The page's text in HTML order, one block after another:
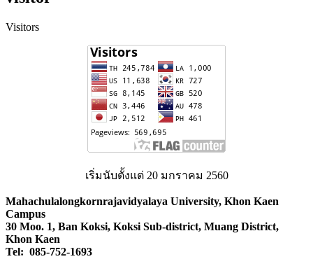
Visitors
เริ่มนับตั้งแต่ 20 มกราคม 2560
Mahachulalongkornrajavidyalaya University, Khon Kaen
Campus
30 Moo. 1, Ban Koksi, Koksi Sub-district, Muang District,
Khon Kaen
Tel: 085-752-1693